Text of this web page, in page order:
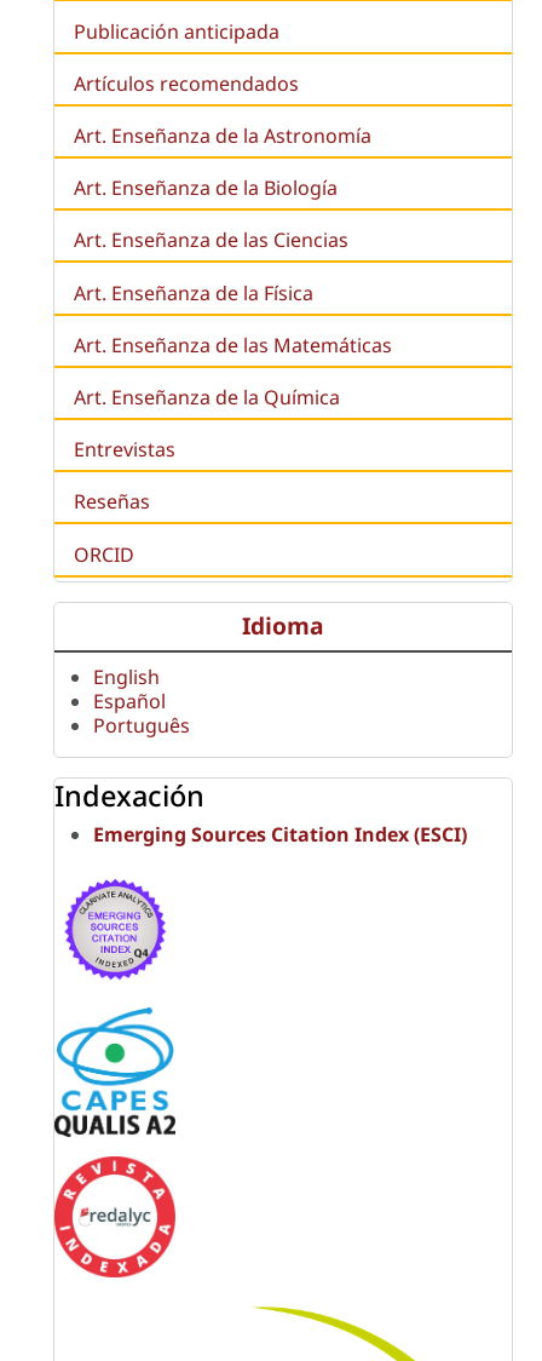
Publicación anticipada
Artículos recomendados
Art. Enseñanza de la Astronomía
Art. Enseñanza de la Biología
Art. Enseñanza de las Ciencias
Art. Enseñanza de la Física
Art. Enseñanza de las Matemáticas
Art. Enseñanza de la Química
Entrevistas
Reseñas
ORCID
Idioma
English
Español
Português
Indexación
Emerging Sources Citation Index (ESCI)